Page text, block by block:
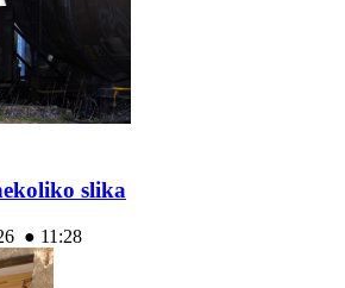
slika
● 11:28